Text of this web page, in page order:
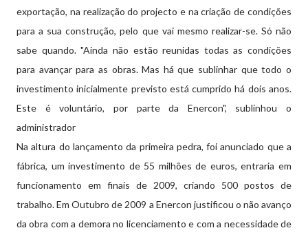
exportação, na realização do projecto e na criação de condições
para a sua construção, pelo que vai mesmo realizar-se. Só não
sabe quando. "Ainda não estão reunidas todas as condições
para avançar para as obras. Mas há que sublinhar que todo o
investimento inicialmente previsto está cumprido há dois anos.
Este é voluntário, por parte da Enercon", sublinhou o
administrador
Na altura do lançamento da primeira pedra, foi anunciado que a
fábrica, um investimento de 55 milhões de euros, entraria em
funcionamento em finais de 2009, criando 500 postos de
trabalho. Em Outubro de 2009 a Enercon justificou o não avanço
da obra com a demora no licenciamento e com a necessidade de